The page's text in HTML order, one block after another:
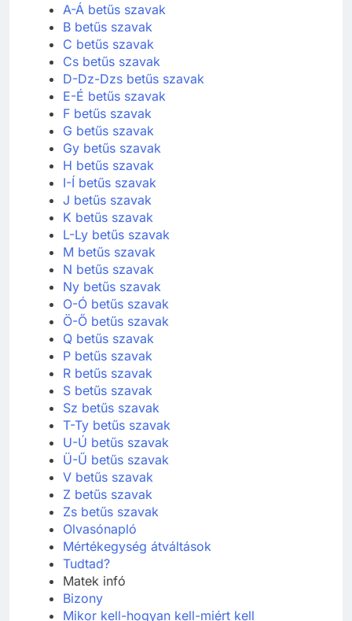
A-Á betűs szavak
B betűs szavak
C betűs szavak
Cs betűs szavak
D-Dz-Dzs betűs szavak
E-É betűs szavak
F betűs szavak
G betűs szavak
Gy betűs szavak
H betűs szavak
I-Í betűs szavak
J betűs szavak
K betűs szavak
L-Ly betűs szavak
M betűs szavak
N betűs szavak
Ny betűs szavak
O-Ó betűs szavak
Ö-Ő betűs szavak
Q betűs szavak
P betűs szavak
R betűs szavak
S betűs szavak
Sz betűs szavak
T-Ty betűs szavak
U-Ú betűs szavak
Ü-Ű betűs szavak
V betűs szavak
Z betűs szavak
Zs betűs szavak
Olvasónapló
Mértékegység átváltások
Tudtad?
Matek infó
Bizony
Mikor kell-hogyan kell-miért kell